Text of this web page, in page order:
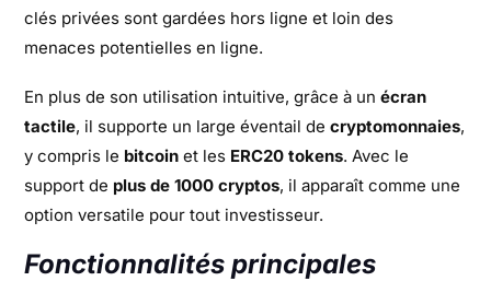
clés privées sont gardées hors ligne et loin des
menaces potentielles en ligne.
En plus de son utilisation intuitive, grâce à unécran
tactile, il supporte un large éventail decryptomonnaies,
y compris le bitcoin et les ERC20 tokens. Avec le
support de plus de 1000 cryptos, il apparaît comme une
option versatile pour tout investisseur.
Fonctionnalités principales